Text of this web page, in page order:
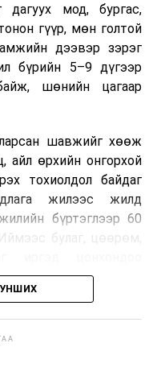
мод, бургас,
гүүр, мөн голтой
дээвэр зэрэг
бүрийн 5–9 дүгээр
шөнийн цагаар
шавжийг хөөж
айл өрхийн онгорхой
тохиолдол байдаг
жилээс жилд
бүртэглээр 60
булаг, цөөрөм,
урьдчилан
орчны газрын